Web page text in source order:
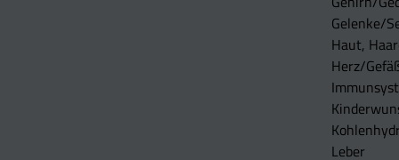
Gelenke/
Haut,
Herz/
Leber